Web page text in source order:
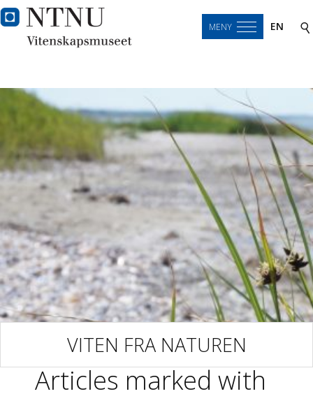
MENY EN
VITEN FRA NATUREN
Articles marked with